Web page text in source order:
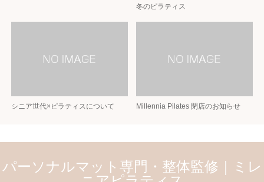
冬のピラティス
シニア世代×ピラティスについて Millennia Pilates 閉店のお知らせ
パーソナルマット専門・整体監修｜ミレ